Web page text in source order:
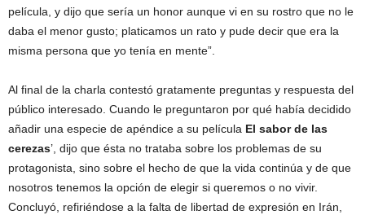
película, y dijo que sería un honor aunque vi en su rostro que no le
daba el menor gusto; platicamos un rato y pude decir que era la
misma persona que yo tenía en mente”.
Al final de la charla contestó gratamente preguntas y respuesta del
público interesado. Cuando le preguntaron por qué había decidido
añadir una especie de apéndice a su película El sabor de las
cerezas’, dijo que ésta no trataba sobre los problemas de su
protagonista, sino sobre el hecho de que la vida continúa y de que
nosotros tenemos la opción de elegir si queremos o no vivir.
Concluyó, refiriéndose a la falta de libertad de expresión en Irán,